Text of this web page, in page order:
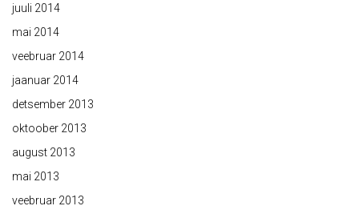
juuli 2014
mai 2014
veebruar 2014
jaanuar 2014
detsember 2013
oktoober 2013
august 2013
mai 2013
veebruar 2013